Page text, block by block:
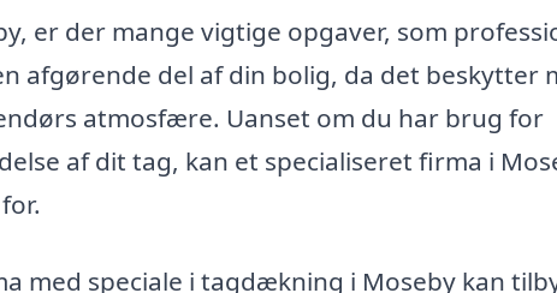
er der mange vigtige opgaver, som
afgørende del af din bolig, da det beskytter
atmosfære. Uanset om du har brug for
af dit tag, kan et specialiseret firma i
med speciale i tagdækning i Moseby kan